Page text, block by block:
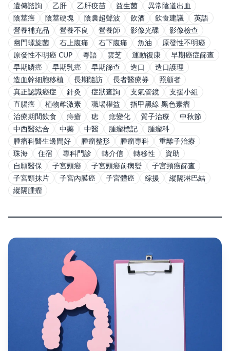
遺傳諮詢
乙肝 乙肝疫苗 益生菌
異常陰道出血
陰莖癌
陰莖硬塊 陰囊超聲波 飲酒 飲食建議
英語
營養補充品
營養不良 營養師 影像光碟
影像檢查
幽門螺旋菌
右上腹痛 右下腹痛 魚油
原發性不明癌
原發性不明癌 CUP
粵語 雲芝 運動復康
早期癌症篩查
早期鱗癌
早期乳癌 早期篩查 造口
造口護理
造血幹細胞移植
長期隨訪 長者醫療券
照顧者
真正認識癌症
針灸 症狀查詢 支氣管鏡
支援小組
直腸癌
植物雌激素 職場權益
指甲黑線 黑色素瘤
治療期間飲食
痔瘡 痣 痣變化 質子治療
中秋節
中西醫結合
中藥 中醫 腫瘤標記
腫瘤科
腫瘤科醫生邊間好
腫瘤整形 腫瘤專科
重離子治療
珠海
住宿 專科門診 轉介信 轉移性
資助
自願醫保
子宮頸癌 子宮頸癌前病變
子宮頸癌篩查
子宮頸抹片
子宮內膜癌 子宮體癌 綜援
縱隔淋巴結
縱隔腫瘤